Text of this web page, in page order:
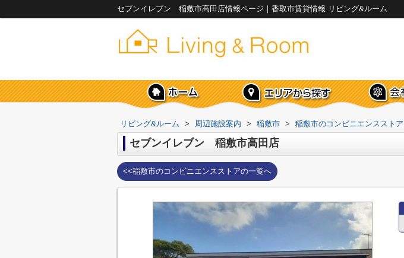
セブンイレブン 稲敷市高田店情報ページ｜香取市賃貸情報 リビング&ルーム
リビング&ルーム > 周辺施設案内 > 稲敷市 > 稲敷市のコンビニエンスストア
セブンイレブン 稲敷市高田店
<<稲敷市のコンビニエンスストアの一覧へ